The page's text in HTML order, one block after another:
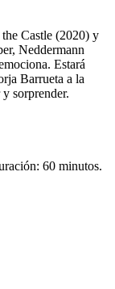
Castle (2020) y
Neddermann
Estará
Barrueta a la
sorprender.
60 minutos.